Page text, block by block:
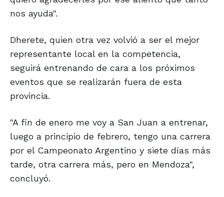
nos ayuda".
Dherete, quien otra vez volvió a ser el mejor
representante local en la competencia,
seguirá entrenando de cara a los próximos
eventos que se realizarán fuera de esta
provincia.
"A fin de enero me voy a San Juan a entrenar,
luego a principio de febrero, tengo una carrera
por el Campeonato Argentino y siete días más
tarde, otra carrera más, pero en Mendoza",
concluyó.